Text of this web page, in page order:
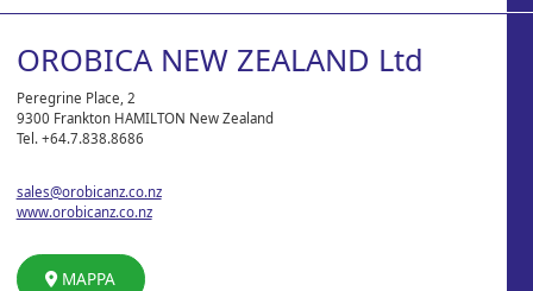
OROBICA NEW ZEALAND Ltd
Peregrine Place, 2
9300 Frankton HAMILTON New Zealand
Tel. +64.7.838.8686
sales@orobicanz.co.nz
www.orobicanz.co.nz
MAPPA